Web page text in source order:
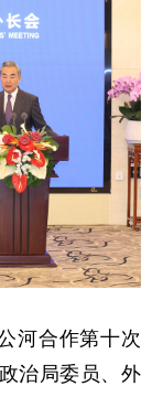
河合作第十次
治局委员、外